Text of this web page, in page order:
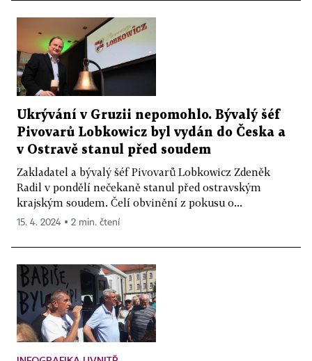
Ukrývání v Gruzii nepomohlo. Bývalý šéf
Pivovarů Lobkowicz byl vydán do Česka a
v Ostravě stanul před soudem
Zakladatel a bývalý šéf Pivovarů Lobkowicz Zdeněk
Radil v pondělí nečekaně stanul před ostravským
krajským soudem. Čelí obvinění z pokusu o...
15. 4. 2024 ▪ 2 min. čtení